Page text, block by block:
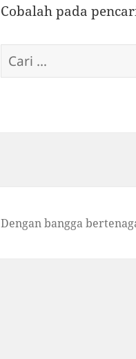
Cobalah pada
Cari
untuk:
Dengan bangga